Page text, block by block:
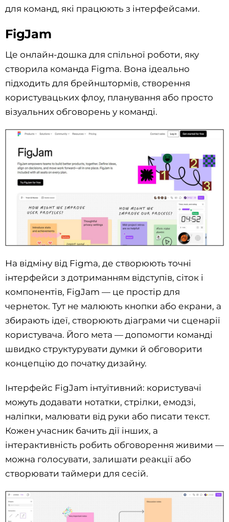
для команд, які працюють з інтерфейсами.
FigJam
Це онлайн-дошка для спільної роботи, яку
створила команда Figma. Вона ідеально
підходить для брейнштормів, створення
користувацьких флоу, планування або просто
візуальних обговорень у команді.
На відміну від Figma, де створюють точні
інтерфейси з дотриманням відступів, сіток і
компонентів, FigJam — це простір для
чернеток. Тут не малюють кнопки або екрани, а
збирають ідеї, створюють діаграми чи сценарії
користувача. Його мета — допомогти команді
швидко структурувати думки й обговорити
концепцію до початку дизайну.
Інтерфейс FigJam інтуїтивний: користувачі
можуть додавати нотатки, стрілки, емодзі,
наліпки, малювати від руки або писати текст.
Кожен учасник бачить дії інших, а
інтерактивність робить обговорення живими —
можна голосувати, залишати реакції або
створювати таймери для сесій.